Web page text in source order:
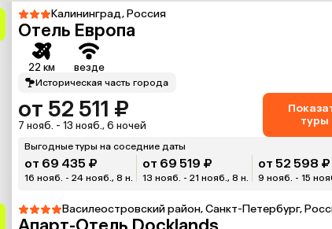
Калининград, Россия
Отель Европа
22 км везде
Историческая часть города
от 52 511 ₽
7 нояб. - 13 нояб., 6 ночей
туры
Выгодные туры на соседние даты
от 69 435 ₽
16 нояб. - 24 нояб., 8 н.
от 69 519 ₽
13 нояб. - 21 нояб., 8 н.
от 52 598 ₽
9 нояб. - 15
Василеостровский район, Санкт-Петербург,